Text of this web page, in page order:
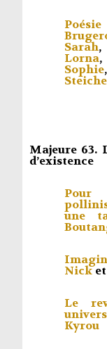
Sarah
Lorna,
Sophie,
Majeure 63.
d’existence
Pour
une
Nicket
Le
Kyrou